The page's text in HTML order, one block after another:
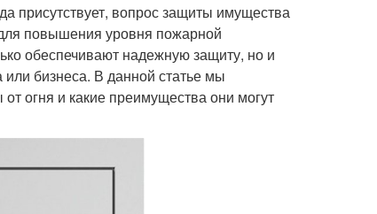
присутствует, вопрос защиты имущества
повышения уровня пожарной
обеспечивают надежную защиту, но и
бизнеса. В данной статье мы
огня и какие преимущества они могут